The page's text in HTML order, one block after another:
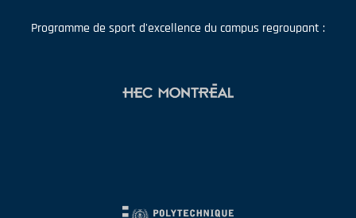
Programme de sport d'excellence du campus regroupant :